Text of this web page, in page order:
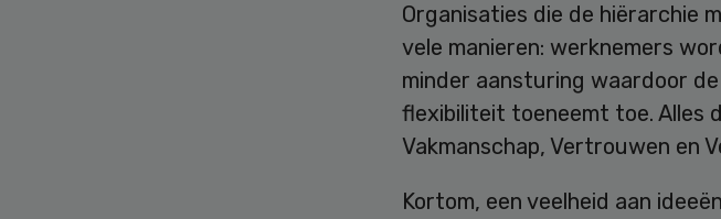
Organisaties die de hiërarchie
vele manieren: werknemers
minder aansturing waardoor
flexibiliteit toeneemt toe. Alles
Vakmanschap, Vertrouwen en
Kortom, een veelheid aan